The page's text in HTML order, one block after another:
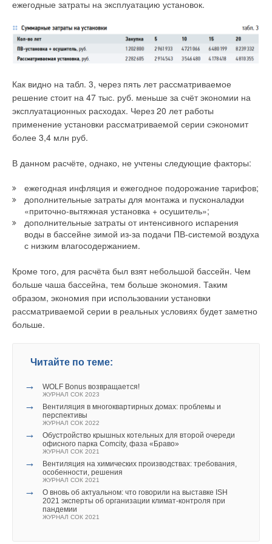
ежегодные затраты на эксплуатацию установок.
Как видно на табл. 3, через пять лет рассматриваемое
решение стоит на 47 тыс. руб. меньше за счёт экономии на
эксплуатационных расходах. Через 20 лет работы
применение установки рассматриваемой серии сэкономит
более 3,4 млн руб.
В данном расчёте, однако, не учтены следующие факторы:
ежегодная инфляция и ежегодное подорожание тарифов;
дополнительные затраты для монтажа и пусконаладки
«приточно-вытяжная установка + осушитель»;
дополнительные затраты от интенсивного испарения
воды в бассейне зимой из-за подачи ПВ-системой воздуха
с низким влагосодержанием.
Кроме того, для расчёта был взят небольшой бассейн. Чем
больше чаша бассейна, тем больше экономия. Таким
образом, экономия при использовании установки
рассматриваемой серии в реальных условиях будет заметно
больше.
Читайте по теме:
→ WOLF Bonus возвращается!
ЖУРНАЛ СОК 2023
→
Вентиляция в многоквартирных домах: проблемы и
перспективы
ЖУРНАЛ СОК 2022
→
Обустройство крышных котельных для второй очереди
офисного парка Comcity, фаза «Браво»
ЖУРНАЛ СОК 2021
→
Вентиляция на химических производствах: требования,
особенности, решения
ЖУРНАЛ СОК 2021
→
О вновь об актуальном: что говорили на выставке ISH
2021 эксперты об организации климат-контроля при
пандемии
ЖУРНАЛ СОК 2021
рекуперацией тепла по своим характеристикам оптимально
вентиляционных систем любых зданий и помещений
бытового, служебного или промышленного назначения за
счёт использования технологии «активной» рекуперации
тепловым насосом вида «воздухвоздух»). Значительный
эффект энергосбережения демонстрируют промышленные
версии рассматриваемых установок.
При этом чем больше производственные мощности или
экономия. Достаточно сказать, что по нормам воздухообмена
химическое производство, кузнечные цеха) и в
аспирационных системах требуется пятиили даже
десятикратный обмен воздуха ежечасно. Проекты
промышленной вентиляции с использованием данных ПВУ
достаточно быстро окупаются.
В бытовых приточно-вытяжных установках используются ЕС-
кулеры, которые, имея увеличенное давление воздуха и
перекачиваемый объём, потребляют до четверти меньше
электрической энергии по сравнению с идентичными
асинхронными электродвигателями.
производительности комплектуется частотными
Также опционально модели можно дооснастить инверторами
и дополнительными теплообменниками, идеально
приспособив установку к требованиям конкретного проекта.
Проектирование же системы вентиляции с рассматриваемой
установкой позволяет предложить пользователю
совершенную вентиляционную систему.
Читайте по теме: